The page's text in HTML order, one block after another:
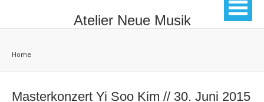
Atelier Neue Musik
Home
Masterkonzert Yi Soo Kim // 30. Juni 2015